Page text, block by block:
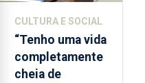
CULTURA E SOCIAL
“Tenho uma vida
completamente
cheia de